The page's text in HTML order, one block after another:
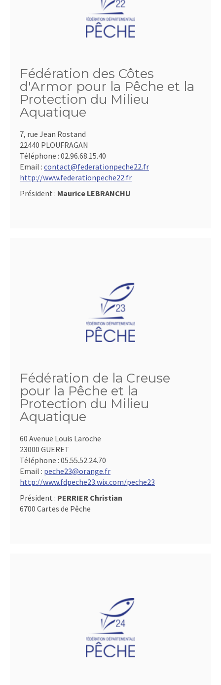
Fédération des Côtes
d'Armor pour la Pêche et la
Protection du Milieu
Aquatique
7, rue Jean Rostand
22440 PLOUFRAGAN
Téléphone : 02.96.68.15.40
Email : contact@federationpeche22.fr
http://www.federationpeche22.fr
Président : Maurice LEBRANCHU
Fédération de la Creuse
pour la Pêche et la
Protection du Milieu
Aquatique
60 Avenue Louis Laroche
23000 GUERET
Téléphone : 05.55.52.24.70
Email : peche23@orange.fr
http://www.fdpeche23.wix.com/peche23
Président : PERRIER Christian
6700 Cartes de Pêche